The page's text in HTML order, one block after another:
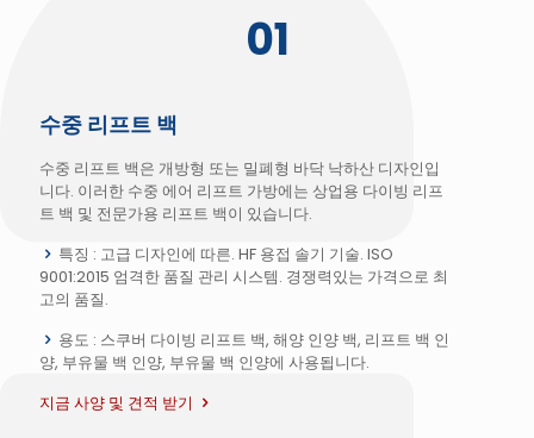
01
수중 리프트 백
수중 리프트 백은 개방형 또는 밀폐형 바닥 낙하산 디자인입
니다. 이러한 수중 에어 리프트 가방에는 상업용 다이빙 리프
트 백 및 전문가용 리프트 백이 있습니다.
특징 : 고급 디자인에 따른. HF 용접 솔기 기술. ISO
9001:2015 엄격한 품질 관리 시스템. 경쟁력있는 가격으로 최
고의 품질.
용도 : 스쿠버 다이빙 리프트 백, 해양 인양 백, 리프트 백 인
양, 부유물 백 인양, 부유물 백 인양에 사용됩니다.
지금 사양 및 견적 받기